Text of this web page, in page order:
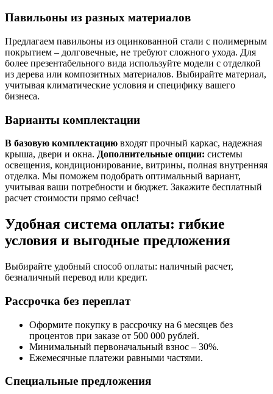
Павильоны из разных материалов
Предлагаем павильоны из оцинкованной стали с полимерным
покрытием – долговечные, не требуют сложного ухода. Для
более презентабельного вида используйте модели с отделкой
из дерева или композитных материалов. Выбирайте материал,
учитывая климатические условия и специфику вашего
бизнеса.
Варианты комплектации
В базовую комплектацию входят прочный каркас, надежная
крыша, двери и окна. Дополнительные опции: системы
освещения, кондиционирование, витрины, полная внутренняя
отделка. Мы поможем подобрать оптимальный вариант,
учитывая ваши потребности и бюджет. Закажите бесплатный
расчет стоимости прямо сейчас!
Удобная система оплаты: гибкие
условия и выгодные предложения
Выбирайте удобный способ оплаты: наличный расчет,
безналичный перевод или кредит.
Рассрочка без переплат
Оформите покупку в рассрочку на 6 месяцев без
процентов при заказе от 500 000 рублей.
Минимальный первоначальный взнос – 30%.
Ежемесячные платежи равными частями.
Специальные предложения